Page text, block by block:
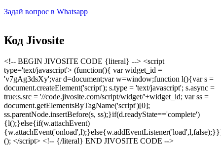
Задай вопрос в Whatsapp
Код Jivosite
<!-- BEGIN JIVOSITE CODE {literal} --> <script
type='text/javascript'> (function(){ var widget_id =
'v7gAg3dsXy';var d=document;var w=window;function l(){var s =
document.createElement('script'); s.type = 'text/javascript'; s.async =
true;s.src = '//code.jivosite.com/script/widget/'+widget_id; var ss =
document.getElementsByTagName('script')[0];
ss.parentNode.insertBefore(s, ss);}if(d.readyState=='complete')
{l();}else{if(w.attachEvent)
(); </script> <!-- {/literal} END JIVOSITE CODE -->